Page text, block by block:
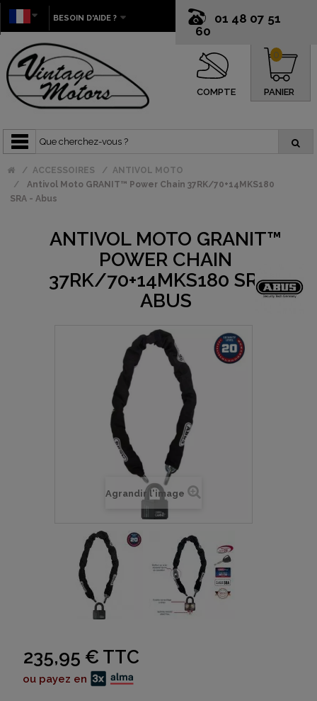
01 48 07 51
60
BESOIN D'AIDE ?
COMPTE PANIER
0
ACCESSOIRES
ANTIVOL MOTO
Antivol Moto GRANIT™ Power Chain 37RK/70+14MKS180
SRA - Abus
ANTIVOL MOTO GRANIT™
POWER CHAIN
37RK/70+14MKS180 SRA -
ABUS
Agrandir l'image
235,95 € TTC
ou payez en